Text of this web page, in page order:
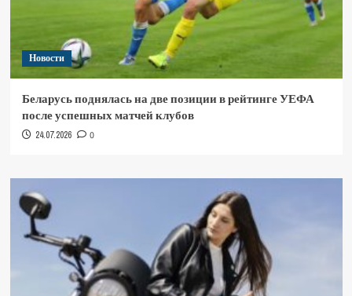
Новости
Беларусь поднялась на две позиции в рейтинге УЕФА
после успешных матчей клубов
24.07.2026 0